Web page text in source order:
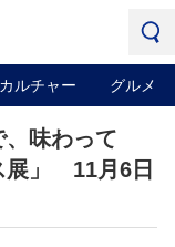
カルチャー グルメ
、味わって
展」 11月6日